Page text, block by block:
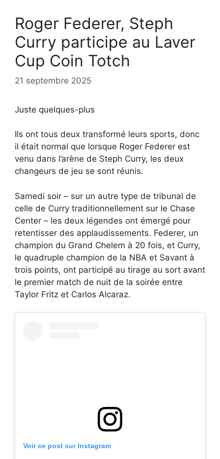
Roger Federer, Steph
Curry participe au Laver
Cup Coin Totch
21 septembre 2025
Juste quelques-plus
Ils ont tous deux transformé leurs sports, donc
il était normal que lorsque Roger Federer est
venu dans l’arène de Steph Curry, les deux
changeurs de jeu se sont réunis.
Samedi soir – sur un autre type de tribunal de
celle de Curry traditionnellement sur le Chase
Center – les deux légendes ont émergé pour
retentisser des applaudissements. Federer, un
champion du Grand Chelem à 20 fois, et Curry,
le quadruple champion de la NBA et Savant à
trois points, ont participé au tirage au sort avant
le premier match de nuit de la soirée entre
Taylor Fritz et Carlos Alcaraz.
Voir ce post sur Instagram